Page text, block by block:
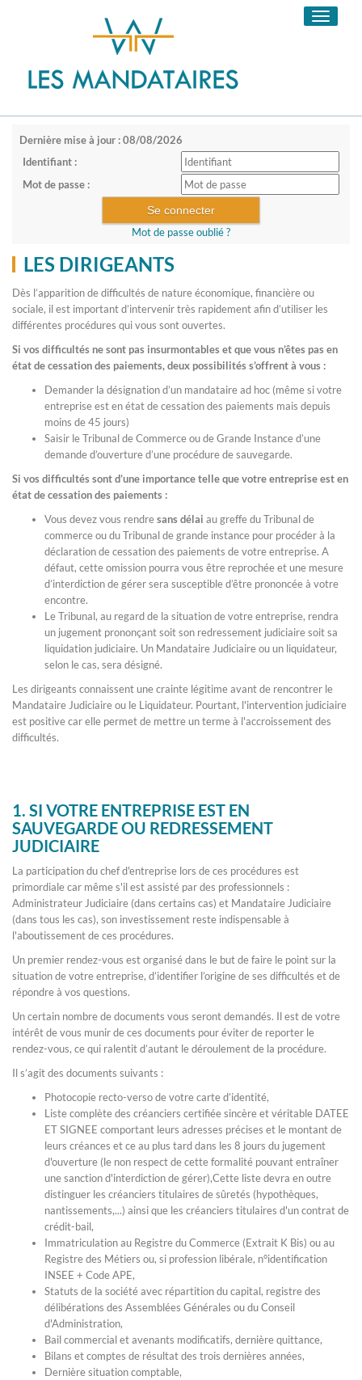
Toggle
Dernière mise à jour : 08/08/2026
Identifiant :
Mot de passe :
Mot de passe oublié ?
LES DIRIGEANTS
Dès l’apparition de difficultés de nature économique, financière ou
sociale, il est important d’intervenir très rapidement afin d’utiliser les
différentes procédures qui vous sont ouvertes.
Si vos difficultés ne sont pas insurmontables et que vous n’êtes pas en
état de cessation des paiements, deux possibilités s’offrent à vous :
Demander la désignation d’un mandataire ad hoc (même si votre
entreprise est en état de cessation des paiements mais depuis
moins de 45 jours)
Saisir le Tribunal de Commerce ou de Grande Instance d’une
demande d’ouverture d’une procédure de sauvegarde.
Si vos difficultés sont d’une importance telle que votre entreprise est en
état de cessation des paiements :
Vous devez vous rendresans délai au greffe du Tribunal de
commerce ou du Tribunal de grande instance pour procéder à la
déclaration de cessation des paiements de votre entreprise. A
défaut, cette omission pourra vous être reprochée et une mesure
d’interdiction de gérer sera susceptible d’être prononcée à votre
encontre.
Le Tribunal, au regard de la situation de votre entreprise, rendra
un jugement prononçant soit son redressement judiciaire soit sa
liquidation judiciaire. Un Mandataire Judiciaire ou un liquidateur,
selon le cas, sera désigné.
Les dirigeants connaissent une crainte légitime avant de rencontrer le
Mandataire Judiciaire ou le Liquidateur. Pourtant, l'intervention judiciaire
est positive car elle permet de mettre un terme à l'accroissement des
difficultés.
1. SI VOTRE ENTREPRISE EST EN
SAUVEGARDE OU REDRESSEMENT
JUDICIAIRE
La participation du chef d'entreprise lors de ces procédures est
primordiale car même s'il est assisté par des professionnels :
Administrateur Judiciaire (dans certains cas) et Mandataire Judiciaire
(dans tous les cas), son investissement reste indispensable à
l'aboutissement de ces procédures.
Un premier rendez-vous est organisé dans le but de faire le point sur la
situation de votre entreprise, d’identifier l’origine de ses difficultés et de
répondre à vos questions.
Un certain nombre de documents vous seront demandés. Il est de votre
intérêt de vous munir de ces documents pour éviter de reporter le
rendez-vous, ce qui ralentit d’autant le déroulement de la procédure.
Il s’agit des documents suivants :
Photocopie recto-verso de votre carte d’identité,
Liste complète des créanciers certifiée sincère et véritable DATEE
ET SIGNEE comportant leurs adresses précises et le montant de
leurs créances et ce au plus tard dans les 8 jours du jugement
d'ouverture (le non respect de cette formalité pouvant entraîner
une sanction d'interdiction de gérer),Cette liste devra en outre
distinguer les créanciers titulaires de sûretés (hypothèques,
nantissements,...) ainsi que les créanciers titulaires d'un contrat de
crédit-bail,
Immatriculation au Registre du Commerce (Extrait K Bis) ou au
Registre des Métiers ou, si profession libérale, n°identification
INSEE + Code APE,
Statuts de la société avec répartition du capital, registre des
délibérations des Assemblées Générales ou du Conseil
d'Administration,
Bail commercial et avenants modificatifs, dernière quittance,
Bilans et comptes de résultat des trois dernières années,
Dernière situation comptable,